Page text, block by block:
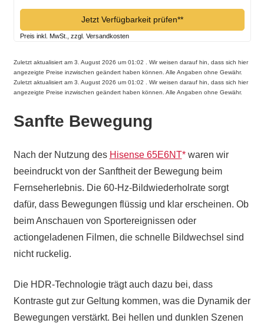
Jetzt Verfügbarkeit prüfen*
Preis inkl. MwSt., zzgl. Versandkosten
Zuletzt aktualisiert am 3. August 2026 um 01:02 . Wir weisen darauf hin, dass sich hier
angezeigte Preise inzwischen geändert haben können. Alle Angaben ohne Gewähr.
Zuletzt aktualisiert am 3. August 2026 um 01:02 . Wir weisen darauf hin, dass sich hier
angezeigte Preise inzwischen geändert haben können. Alle Angaben ohne Gewähr.
Sanfte Bewegung
Nach der Nutzung des Hisense 65E6NT waren wir
beeindruckt von der Sanftheit der Bewegung beim
Fernseherlebnis. Die 60-Hz-Bildwiederholrate sorgt
dafür, dass Bewegungen flüssig und klar erscheinen. Ob
beim Anschauen von Sportereignissen oder
actiongeladenen Filmen, die schnelle Bildwechsel sind
nicht ruckelig.
Die HDR-Technologie trägt auch dazu bei, dass
Kontraste gut zur Geltung kommen, was die Dynamik der
Bewegungen verstärkt. Bei hellen und dunklen Szenen